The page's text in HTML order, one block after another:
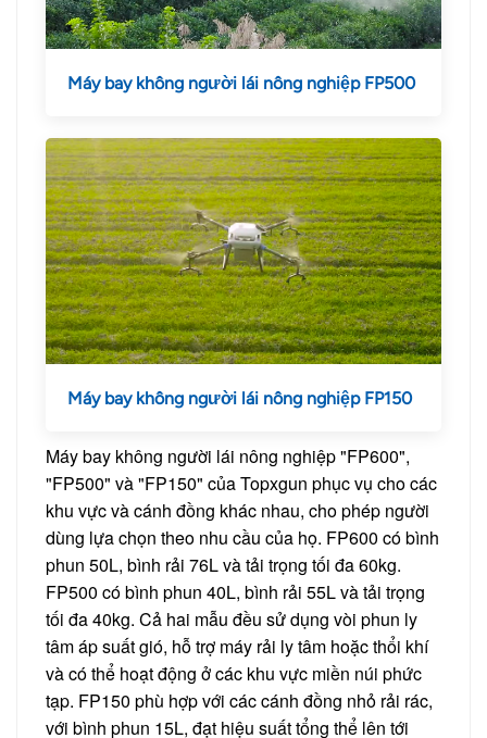
Máy bay không người lái nông nghiệp FP500
Máy bay không người lái nông nghiệp FP150
Máy bay không người lái nông nghiệp "FP600",
"FP500" và "FP150" của Topxgun phục vụ cho các
khu vực và cánh đồng khác nhau, cho phép người
dùng lựa chọn theo nhu cầu của họ. FP600 có bình
phun 50L, bình rải 76L và tải trọng tối đa 60kg.
FP500 có bình phun 40L, bình rải 55L và tải trọng
tối đa 40kg. Cả hai mẫu đều sử dụng vòi phun ly
tâm áp suất gió, hỗ trợ máy rải ly tâm hoặc thổi khí
và có thể hoạt động ở các khu vực miền núi phức
tạp. FP150 phù hợp với các cánh đồng nhỏ rải rác,
với bình phun 15L, đạt hiệu suất tổng thể lên tới